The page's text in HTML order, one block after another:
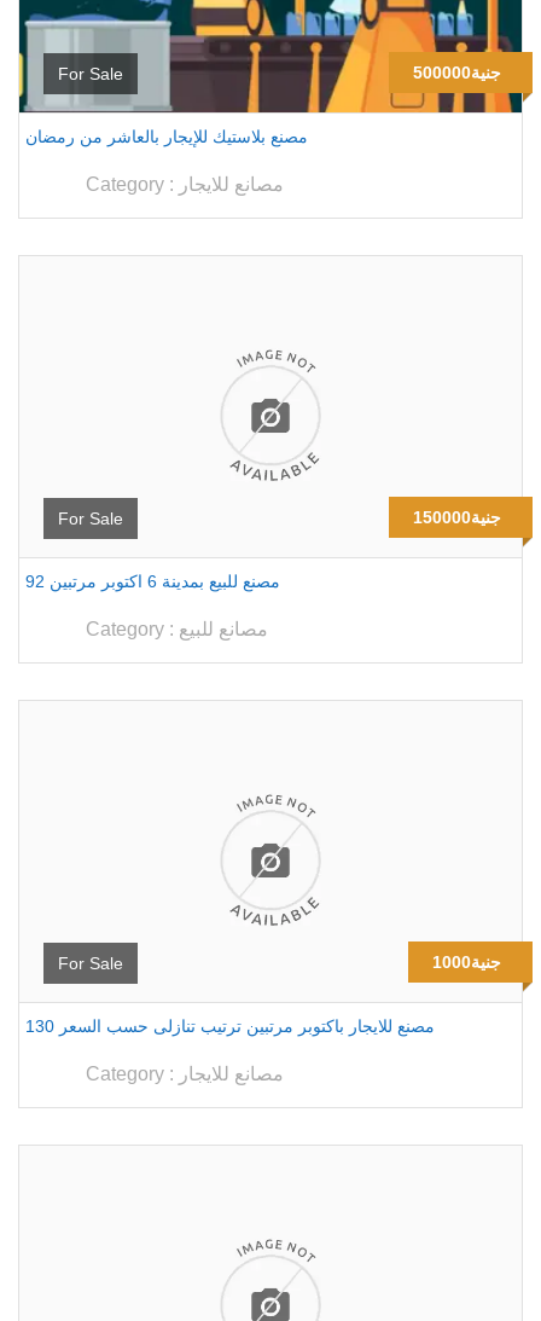
For Sale 500000جنية
مصنع بلاستيك للإيجار بالعاشر من رمضان
Category : مصانع للايجار
For Sale 150000جنية
92 مصنع للبيع بمدينة 6 اكتوبر مرتبين
Category : مصانع للبيع
For Sale 1000جنية
130 مصنع للايجار باكتوبر مرتبين ترتيب تنازلى حسب السعر
Category : مصانع للايجار